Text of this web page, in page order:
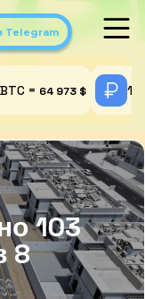
Telegram
BTC = 64 973 $ 1
103
8